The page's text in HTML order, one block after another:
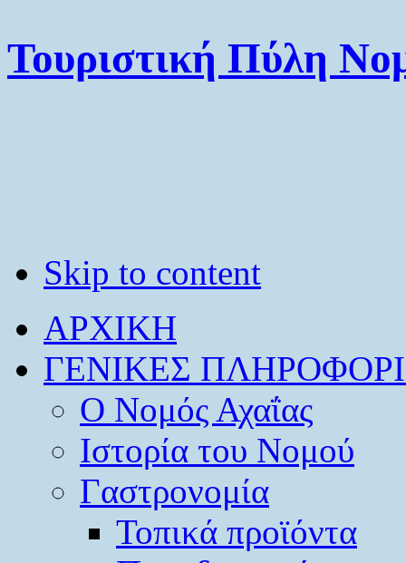
Τουριστική Πύλη
Skip to content
ΑΡΧΙΚΗ
ΓΕΝΙΚΕΣ
O Νομός Αχαΐας
Ιστορία του Νομού
Γαστρονομία
Τοπικά προϊόντα